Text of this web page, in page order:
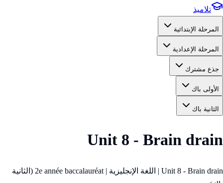
تلاميذ
المرحلة الإبتدائية
المرحلة الإعدادية
جذع مشترك
الأولى باك
الثانية باك
Unit 8 - Brain drain
Unit 8 - Brain drain | اللغة الإنجليزية | 2e année baccalauréat (الثانية